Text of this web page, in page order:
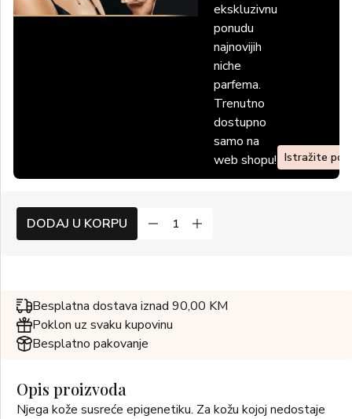
ekskluzivnu
ponudu
najnovijih
niche
parfema.
Trenutno
dostupno
samo na
web shopu! Istražite
DODAJ U KORPU
Besplatna dostava iznad 90,00 KM
Poklon uz svaku kupovinu
Besplatno pakovanje
Opis proizvoda
Njega kože susreće epigenetiku. Za kožu kojoj nedostaje